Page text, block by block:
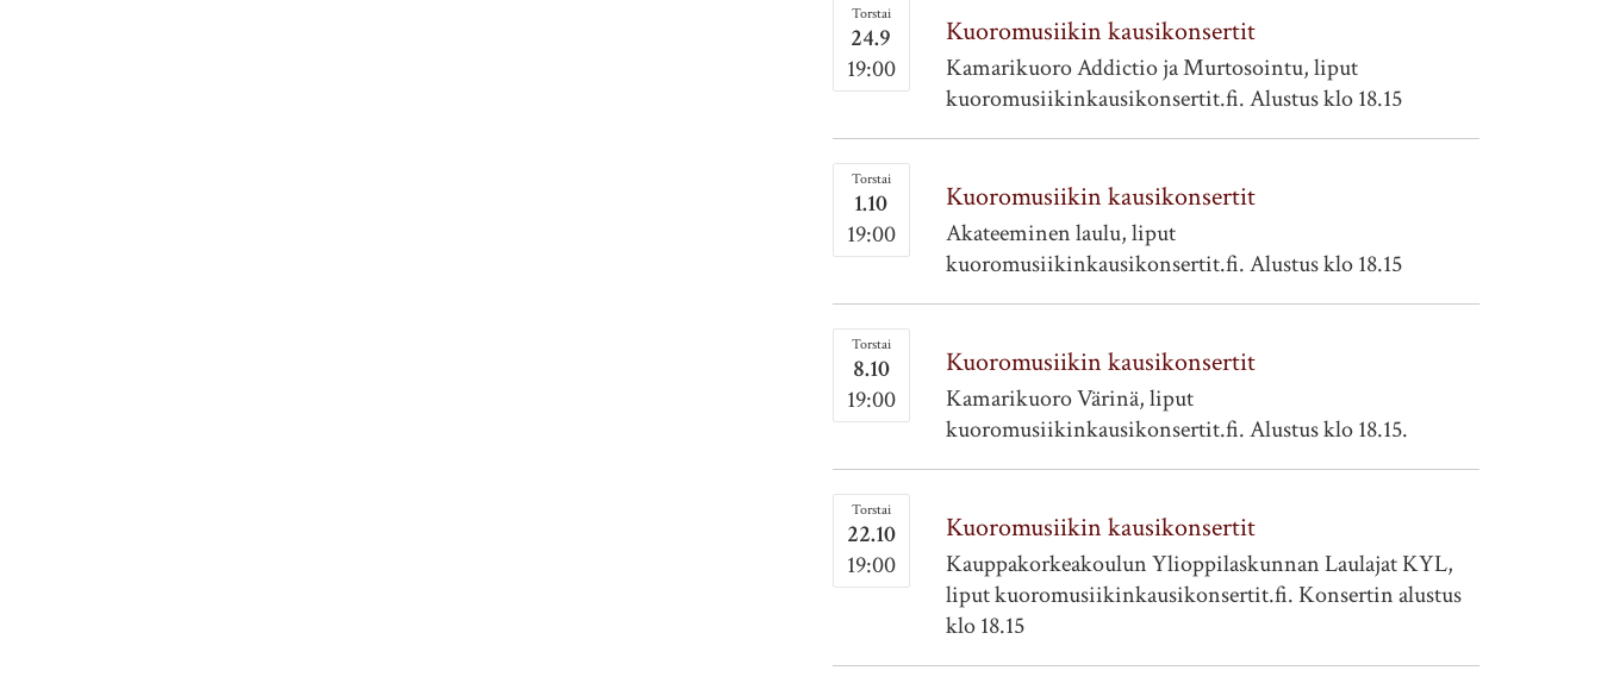
Torstai
24.9
19:00
Kuoromusiikin kausikonsertit
Kamarikuoro Addictio ja Murtosointu, liput
kuoromusiikinkausikonsertit.fi. Alustus klo 18.15
Torstai
1.10
19:00
Kuoromusiikin kausikonsertit
Akateeminen laulu, liput
kuoromusiikinkausikonsertit.fi. Alustus klo 18.15
Torstai
8.10
19:00
Kuoromusiikin kausikonsertit
Kamarikuoro Värinä, liput
kuoromusiikinkausikonsertit.fi. Alustus klo 18.15.
Torstai
22.10
19:00
Kuoromusiikin kausikonsertit
Kauppakorkeakoulun Ylioppilaskunnan Laulajat KYL,
liput kuoromusiikinkausikonsertit.fi. Konsertin alustus
klo 18.15